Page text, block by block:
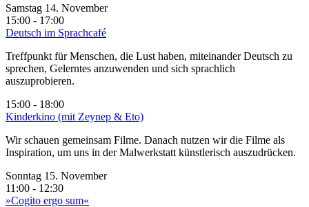
Samstag 14. November
15:00 - 17:00
Deutsch im Sprachcafé
Treffpunkt für Menschen, die Lust haben, miteinander Deutsch zu
sprechen, Gelerntes anzuwenden und sich sprachlich
auszuprobieren.
15:00 - 18:00
Kinderkino (mit Zeynep & Eto)
Wir schauen gemeinsam Filme. Danach nutzen wir die Filme als
Inspiration, um uns in der Malwerkstatt künstlerisch auszudrücken.
Sonntag 15. November
11:00 - 12:30
»Cogito ergo sum«